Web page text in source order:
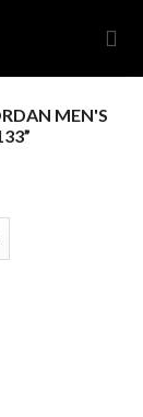
MEN'S